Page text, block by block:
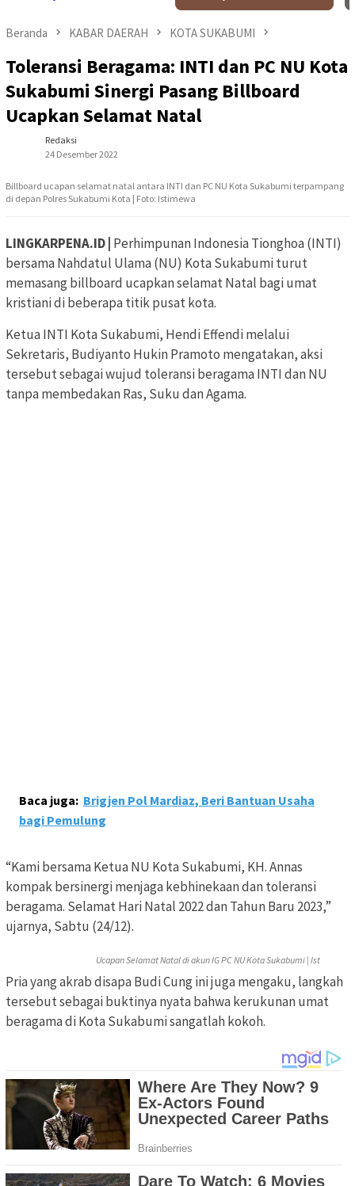
Beranda KABAR DAERAH KOTA SUKABUMI
Toleransi Beragama: INTI dan PC NU Kota
Sukabumi Sinergi Pasang Billboard
Ucapkan Selamat Natal
Redaksi
24 Desember 2022
Billboard ucapan selamat natal antara INTI dan PC NU Kota Sukabumi terpampang
di depan Polres Sukabumi Kota | Foto: Istimewa
LINGKARPENA.ID | Perhimpunan Indonesia Tionghoa (INTI)
bersama Nahdatul Ulama (NU) Kota Sukabumi turut
memasang billboard ucapkan selamat Natal bagi umat
kristiani di beberapa titik pusat kota.
Ketua INTI Kota Sukabumi, Hendi Effendi melalui
Sekretaris, Budiyanto Hukin Pramoto mengatakan, aksi
tersebut sebagai wujud toleransi beragama INTI dan NU
tanpa membedakan Ras, Suku dan Agama.
Baca juga: Brigjen Pol Mardiaz, Beri Bantuan Usaha
bagi Pemulung
“Kami bersama Ketua NU Kota Sukabumi, KH. Annas
kompak bersinergi menjaga kebhinekaan dan toleransi
beragama. Selamat Hari Natal 2022 dan Tahun Baru 2023,”
ujarnya, Sabtu (24/12).
Ucapan Selamat Natal di akun IG PC NU Kota Sukabumi | Ist
Pria yang akrab disapa Budi Cung ini juga mengaku, langkah
tersebut sebagai buktinya nyata bahwa kerukunan umat
beragama di Kota Sukabumi sangatlah kokoh.